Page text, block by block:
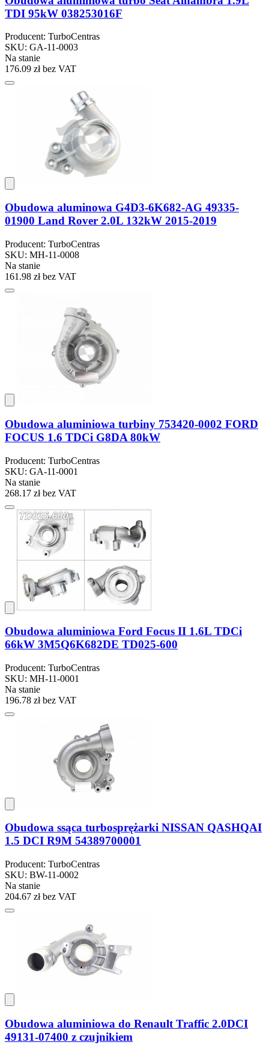
TDI 95kW 038253016F
Producent: TurboCentras
SKU: GA-11-0003
Na stanie
176.09 złbez VAT
Obudowa aluminowa G4D3-6K682-AG 49335-
01900 Land Rover 2.0L 132kW 2015-2019
Producent: TurboCentras
SKU: MH-11-0008
Na stanie
161.98 złbez VAT
Obudowa aluminiowa turbiny 753420-0002 FORD
FOCUS 1.6 TDCi G8DA 80kW
Producent: TurboCentras
SKU: GA-11-0001
Na stanie
268.17 złbez VAT
Obudowa aluminiowa Ford Focus II 1.6L TDCi
66kW 3M5Q6K682DE TD025-600
Producent: TurboCentras
SKU: MH-11-0001
Na stanie
196.78 złbez VAT
Obudowa ssąca turbosprężarki NISSAN QASHQAI
1.5 DCI R9M 54389700001
Producent: TurboCentras
SKU: BW-11-0002
Na stanie
204.67 złbez VAT
Obudowa aluminiowa do Renault Traffic 2.0DCI
49131-07400 z czujnikiem